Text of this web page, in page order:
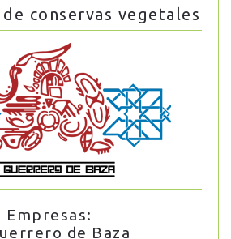
conservas vegetales
Empresas:
de Baza